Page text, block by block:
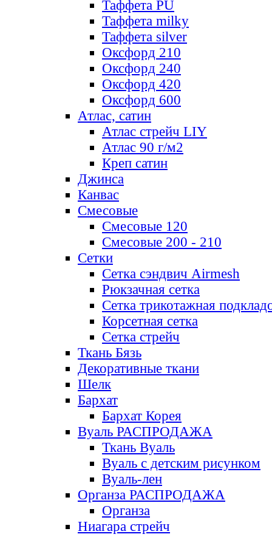
Таффета PU
Таффета milky
Таффета silver
Оксфорд 210
Оксфорд 240
Оксфорд 420
Оксфорд 600
Атлас, сатин
Атлас стрейч LIY
Атлас 90 г/м2
Креп сатин
Джинса
Канвас
Смесовые
Смесовые 120
Смесовые 200 - 210
Сетки
Сетка сэндвич Airmesh
Рюкзачная сетка
Сетка трикотажная
Корсетная сетка
Сетка стрейч
Ткань Бязь
Декоративные ткани
Шелк
Бархат
Бархат Корея
Вуаль РАСПРОДАЖА
Ткань Вуаль
Вуаль с детским рисунком
Вуаль-лен
Органза РАСПРОДАЖА
Органза
Ниагара стрейч